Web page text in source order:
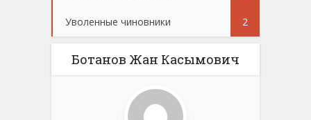
Уволенные чиновники 2
Ботанов Жан Касымович